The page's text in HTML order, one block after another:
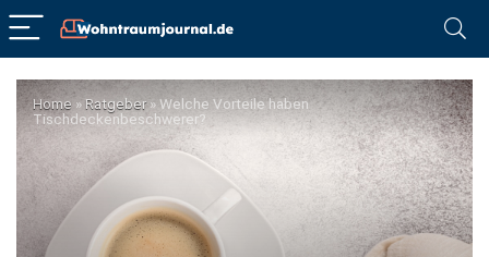
Home »Ratgeber» Welche Vorteile haben
Tischdeckenbeschwerer?